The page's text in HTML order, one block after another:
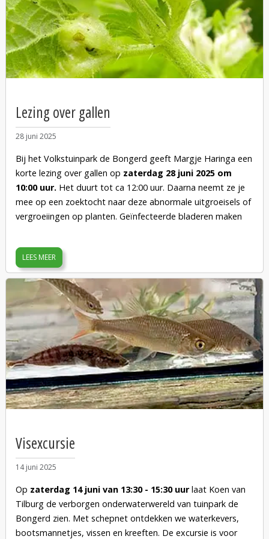
Lezing over gallen
28 juni 2025
Bij het Volkstuinpark de Bongerd geeft Margje Haringa een
korte lezing over gallen op zaterdag 28 juni 2025 om
10:00 uur.Het duurt tot ca 12:00 uur. Daarna neemt ze je
mee op een zoektocht naar deze abnormale uitgroeisels of
vergroeiingen op planten. Geïnfecteerde bladeren maken
een insect, een ei heeft gelegd op zo'n blad. Verzamelen
voor het clubgebouw van Volkstuincomplex de Bongerd,
Kadoelenpad 21.
Meld je hiervan te voren aan.
LEES MEER
Visexcursie
14 juni 2025
Op zaterdag 14 juni van 13:30 - 15:30 uurlaat Koen van
Tilburg de verborgen onderwaterwereld van tuinpark de
Bongerd zien. Met schepnet ontdekken we waterkevers,
bootsmannetjes, vissen en kreeften. De excursie is voor